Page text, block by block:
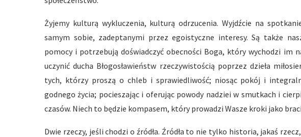
Żyjemy kulturą wykluczenia, kulturą odrzucenia. Wyjdźcie na
samym sobie, zadeptanymi przez egoistyczne interesy. Są także
pomocy i potrzebują doświadczyć obecności Boga, który wychodzi im
uczynić ducha Błogosławieństw rzeczywistością poprzez dzieła
tych, którzy proszą o chleb i sprawiedliwość; niosąc pokój i
godnego życia; pocieszając i oferując powody nadziei w smutkach i
czasów. Niech to będzie kompasem, który prowadzi Wasze kroki jako
Dwie rzeczy, jeśli chodzi o źródła. Źródła to nie tylko historia, jakaś